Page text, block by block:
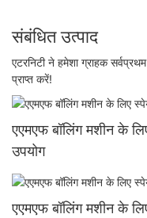
संबंधित उत्पाद
एटरनिटी ने हमेशा ग्राहक
प्राप्त करें!
एएमएफ बॉलिंग मशीन के
उपयोग
एएमएफ बॉलिंग मशीन के